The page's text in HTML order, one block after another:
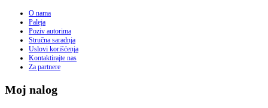
O nama
Paleja
Poziv autorima
Stručna saradnja
Uslovi korišćenja
Kontaktirajte nas
Za partnere
Moj nalog